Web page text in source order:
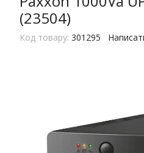
(23504)
Код товару: 301295